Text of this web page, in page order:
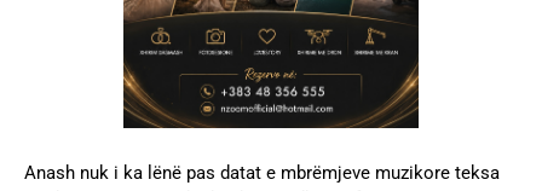
Anash nuk i ka lënë pas datat e mbrëmjeve muzikore teksa